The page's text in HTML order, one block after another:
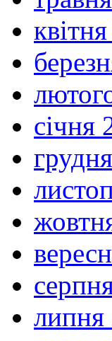
січня
липня